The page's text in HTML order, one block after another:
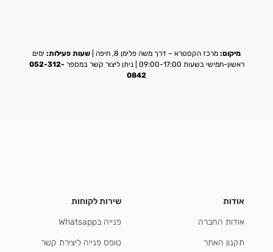
מיקום: מרכז הקסטרא – דרך משה פלימן 8, חיפה | שעות פעילות: ימים
ראשון-חמישי בשעות 09:00-17:00 | ניתן ליצור קשר במספר
052-312-
0842
אודות
אודות החברה
תקנון האתר
שירות לקוחות
פנייה בWhatsapp
טופס פנייה ליצירת קשר